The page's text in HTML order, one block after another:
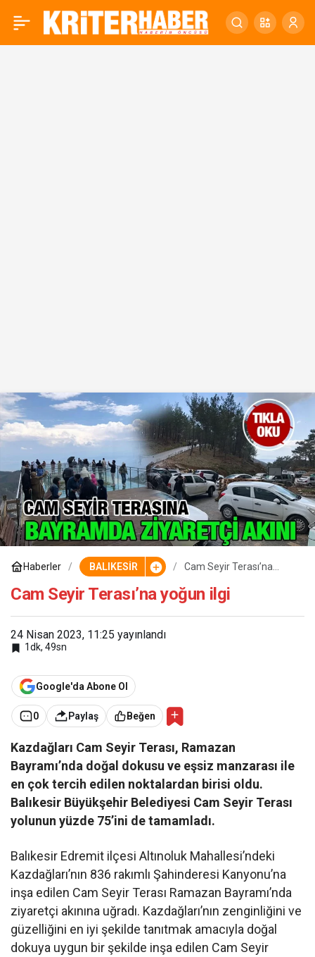
Haberler BALIKESİR
Cam Seyir Terası’na
Cam Seyir Terası’na yoğun ilgi
24 Nisan 2023, 11:25 yayınlandı
1dk, 49sn
Google'da Abone Ol
0 Paylaş Beğen
Kazdağları Cam Seyir Terası, Ramazan
Bayramı’nda doğal dokusu ve eşsiz manzarası ile
en çok tercih edilen noktalardan birisi oldu.
Balıkesir Büyükşehir Belediyesi Cam Seyir Terası
yolunun yüzde 75’ini de tamamladı.
Balıkesir Edremit ilçesi Altınoluk Mahallesi’ndeki
Kazdağları’nın 836 rakımlı Şahinderesi Kanyonu’na
inşa edilen Cam Seyir Terası Ramazan Bayramı’nda
ziyaretçi akınına uğradı. Kazdağları’nın zenginliğini ve
güzelliğini en iyi şekilde tanıtmak amacıyla doğal
dokuya uygun bir şekilde inşa edilen Cam Seyir
Cam Seyir Terası’na 0